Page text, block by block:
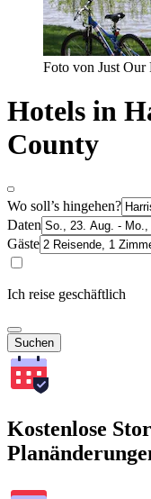
Foto von Just Our
Hotels in
County
Wo soll’s hingehen?
Daten
Gäste
Ich reise geschäftlich
Suchen
Kostenlose